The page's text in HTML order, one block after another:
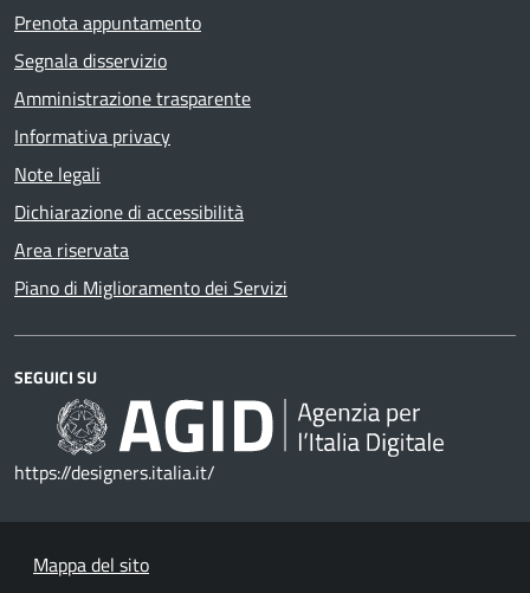
Prenota appuntamento
Segnala disservizio
Amministrazione trasparente
Informativa privacy
Note legali
Dichiarazione di accessibilità
Area riservata
Piano di Miglioramento dei Servizi
SEGUICI SU
https://designers.italia.it/
Mappa del sito